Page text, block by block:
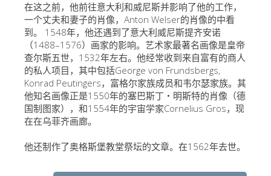
展示室
艺术家
新展示室厅
佛罗伦萨博物馆
巴杰罗美术馆
巴拉丁画廊
在这之前，他前往意大利和威尼斯并影响了他的工作，
一个丈夫和妻子的肖像，Anton Welser的肖像的中看
到。 1548年，他还遇到了意大利威尼斯提齐安诺
（1488–1576）画家的影响。艺术家最著名画像是皇帝
查尔斯五世，1532年左右。他经常收到来自富有的商人
的私人项目，其中包括George von Frundsbergs,
Konrad Peutingers，富格尔家族成员和韦尔瑟家族。其
他知名画像正是1550年的塞巴斯丁‧明斯特的肖像（德
国制图家），和1554年的宇宙学家Cornelius Gros，现
在在乌菲齐画廊。
他还制作了奥格斯堡教堂祭坛的文章。在1562年去世。